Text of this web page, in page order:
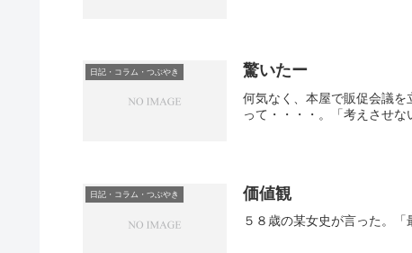
日記・コラム・つぶやき 驚いたー
何気なく、本屋で販促会議
って・・・・。「考えさせ
日記・コラム・つぶやき 価値観
５８歳の某女史が言った。